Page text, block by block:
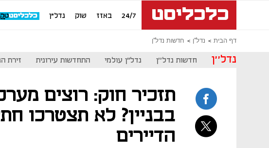
24/7 באזז שוק נדל"ן
דף הבית נדל''ן חדשות נדל''ן
נדל''ן חדשות נדל''ן נדל"ן עולמי התחדשות עירונית זירת
תזכיר חוק: רוצים
בבניין? לא תצטרכו
הדיירים